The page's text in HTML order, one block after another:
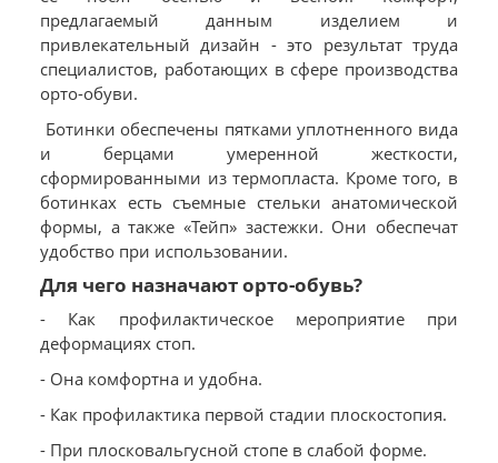
предлагаемый данным изделием и
привлекательный дизайн - это результат труда
специалистов, работающих в сфере производства
орто-обуви.
Ботинки обеспечены пятками уплотненного вида
и берцами умеренной жесткости,
сформированными из термопласта. Кроме того, в
ботинках есть съемные стельки анатомической
формы, а также «Тейп» застежки. Они обеспечат
удобство при использовании.
Для чего назначают орто-обувь?
- Как профилактическое мероприятие при
деформациях стоп.
- Она комфортна и удобна.
- Как профилактика первой стадии плоскостопия.
- При плосковальгусной стопе в слабой форме.